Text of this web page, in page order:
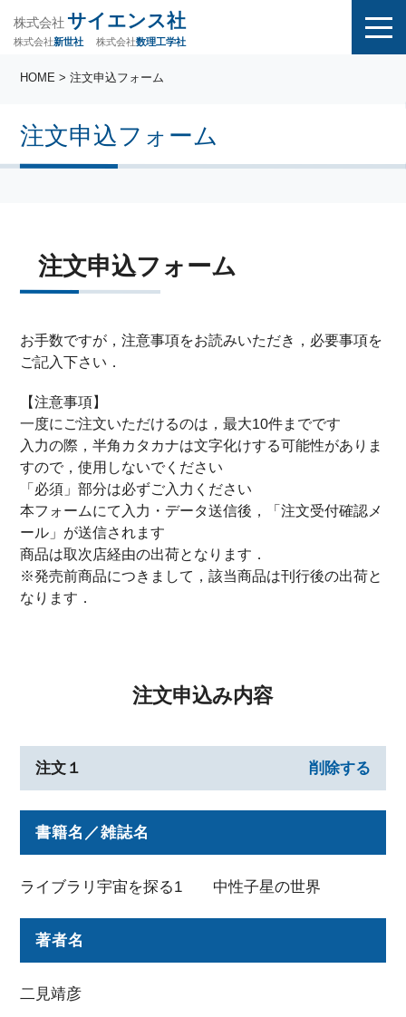
株式会社 サイエンス社
株式会社新世社 株式会社数理工学社
注文申込フォーム
HOME > 注文申込フォーム
注文申込フォーム
お手数ですが，注意事項をお読みいただき，必要事項を
ご記入下さい．
【注意事項】
一度にご注文いただけるのは，最大10件までです
入力の際，半角カタカナは文字化けする可能性がありま
すので，使用しないでください
「必須」部分は必ずご入力ください
本フォームにて入力・データ送信後，「注文受付確認メ
ール」が送信されます
商品は取次店経由の出荷となります．
※発売前商品につきまして，該当商品は刊行後の出荷と
なります．
注文申込み内容
注文１ 削除する
書籍名／雑誌名
ライブラリ宇宙を探る1 中性子星の世界
著者名
二見靖彦